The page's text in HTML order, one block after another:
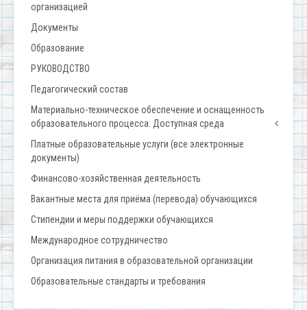
организацией
Документы
Образование
РУКОВОДСТВО
Педагогический состав
Материально-техническое обеспечение и оснащенность
образовательного процесса. Доступная среда
Платные образовательные услуги (все электронные
документы)
Финансово-хозяйственная деятельность
Вакантные места для приёма (перевода) обучающихся
Стипендии и меры поддержки обучающихся
Международное сотрудничество
Организация питания в образовательной организации
Образовательные стандарты и требования